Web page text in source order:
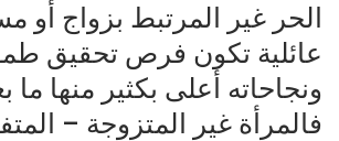
الحر غير المرتبط بزواج أو
عائلية تكون فرص تحقيق
ونجاحاته أعلى بكثير منها ما
فالمرأة غير المتزوجة –